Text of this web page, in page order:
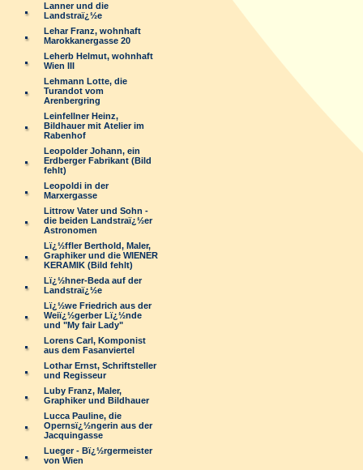
Lanner und die
Landstraï¿½e
Lehar Franz, wohnhaft
Marokkanergasse 20
Leherb Helmut, wohnhaft
Wien III
Lehmann Lotte, die
Turandot vom
Arenbergring
Leinfellner Heinz,
Bildhauer mit Atelier im
Rabenhof
Leopolder Johann, ein
Erdberger Fabrikant (Bild
fehlt)
Leopoldi in der
Marxergasse
Littrow Vater und Sohn -
die beiden Landstraï¿½er
Astronomen
Lï¿½ffler Berthold, Maler,
Graphiker und die WIENER
KERAMIK (Bild fehlt)
Lï¿½hner-Beda auf der
Landstraï¿½e
Lï¿½we Friedrich aus der
Weiï¿½gerber Lï¿½nde
und "My fair Lady"
Lorens Carl, Komponist
aus dem Fasanviertel
Lothar Ernst, Schriftsteller
und Regisseur
Luby Franz, Maler,
Graphiker und Bildhauer
Lucca Pauline, die
Opernsï¿½ngerin aus der
Jacquingasse
Lueger - Bï¿½rgermeister
von Wien